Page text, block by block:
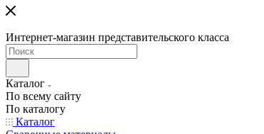
Интернет-магазин представительского класса
Каталог
По всему сайту
По каталогу
Каталог